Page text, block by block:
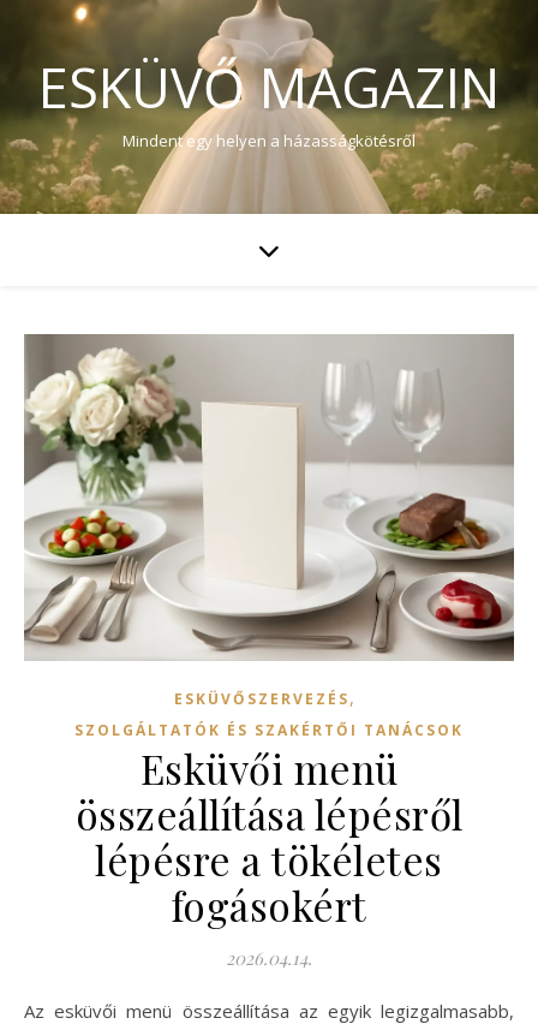
ESKÜVŐ MAGAZIN
Mindent egy helyen a házasságkötésről
ESKÜVŐSZERVEZÉS,
SZOLGÁLTATÓK ÉS SZAKÉRTŐI TANÁCSOK
Esküvői menü
összeállítása lépésről
lépésre a tökéletes
fogásokért
2026.04.14.
Az esküvői menü összeállítása az egyik legizgalmasabb,